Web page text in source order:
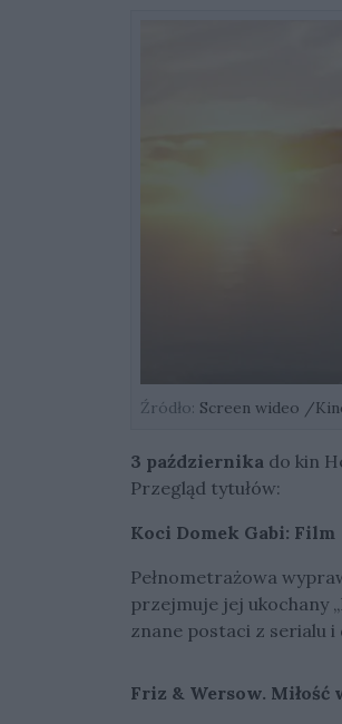
Źródło: Screen wideo /
3 października do kin
Przegląd tytułów:
Koci Domek Gabi: Film
Pełnometrażowa
przejmuje jej ukochany
znane postaci z serialu i
Friz & Wersow. Miłość